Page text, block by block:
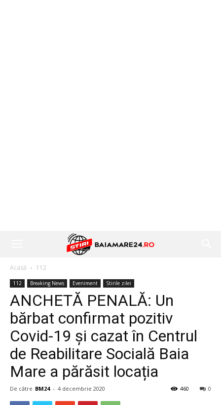
Acasă 112
112 Breaking News Eveniment Stirile zilei
ANCHETĂ PENALĂ: Un
bărbat confirmat pozitiv
Covid-19 și cazat în Centrul
de Reabilitare Socială Baia
Mare a părăsit locația
De către BM24 - 4 decembrie 2020 0
460